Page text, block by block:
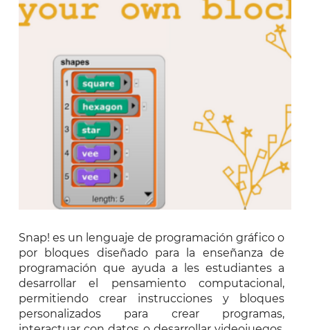
Snap! es un lenguaje de programación gráfico o
por bloques diseñado para la enseñanza de
programación que ayuda a les estudiantes a
desarrollar el pensamiento computacional,
permitiendo crear instrucciones y bloques
personalizados para crear programas,